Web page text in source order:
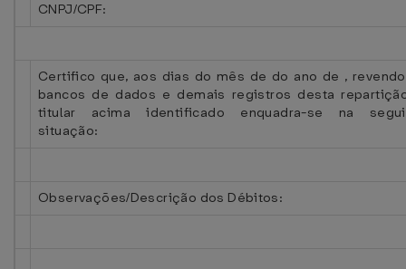
CNPJ/CPF:
Certifico que, aos dias do mês de do ano de ,
bancos de dados e demais registros desta
titular acima identificado enquadra-se na
situação:
Observações/Descrição dos Débitos: